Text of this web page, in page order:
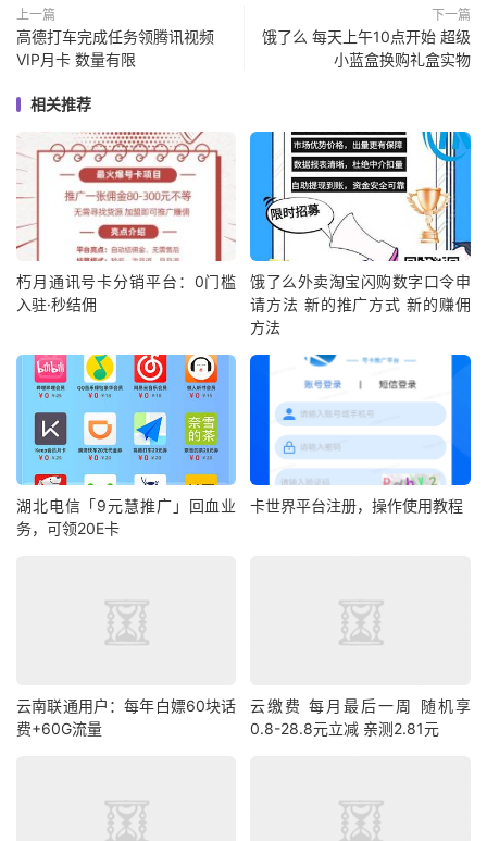
上一篇
高德打车完成任务领腾讯视频
VIP月卡 数量有限
下一篇
饿了么 每天上午10点开始 超级
小蓝盒换购礼盒实物
相关推荐
朽月通讯号卡分销平台：0门槛
入驻·秒结佣
饿了么外卖淘宝闪购数字口令申
请方法 新的推广方式 新的赚佣
方法
湖北电信「9元慧推广」回血业
务，可领20E卡
卡世界平台注册，操作使用教程
云南联通用户：每年白嫖60块话
费+60G流量
云缴费 每月最后一周 随机享
0.8-28.8元立减 亲测2.81元